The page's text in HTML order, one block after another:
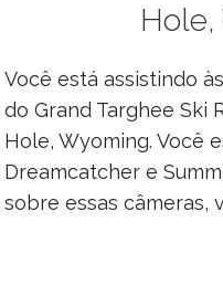
Hole,
Você está assistindo
do Grand Targhee Ski
Hole, Wyoming. Você
Dreamcatcher e
sobre essas câmeras,